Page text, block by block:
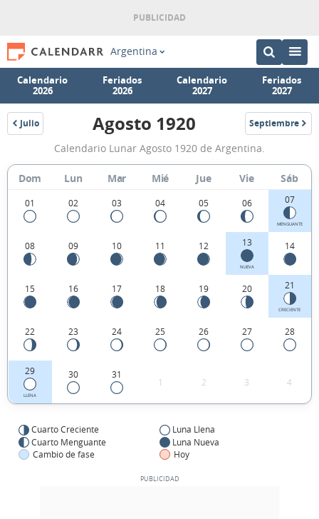
Argentina
Calendario
2026
Feriados
2026
Calendario
2027
Feriados
2027
Julio
1920
Calendario
Lunar
Agosto
1920
de
Argentina.
Agosto 1920 Septiembre
1920
Calendario Lunar Agosto 1920 de Argentina.
Dom Lun Mar Mié Jue Vie Sáb
01 02 03 04 05 06 07
MENGUANTE
08 09 10 11 12 13
NUEVA
14
15 16 17 18 19 20 21
CRECIENTE
22 23 24 25 26 27 28
29
LLENA
30 31
1 2 3 4
Cuarto Creciente
Luna Llena
Cuarto Menguante
Luna Nueva
Cambio de fase
Hoy